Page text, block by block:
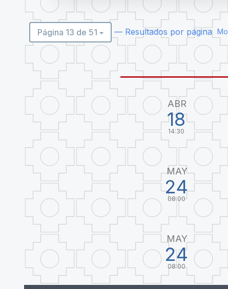
Página 13 de 51 — Resultados por página
ABR
18
14:30
MAY
24
08:00
MAY
24
08:00